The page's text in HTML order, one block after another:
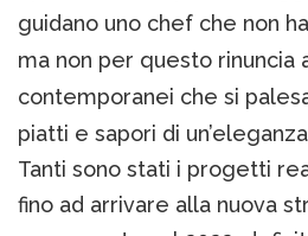
guidano uno chef che non
ma non per questo rinuncia
contemporanei che si
piatti e sapori di
Tanti sono stati i progetti
fino ad arrivare alla nuova